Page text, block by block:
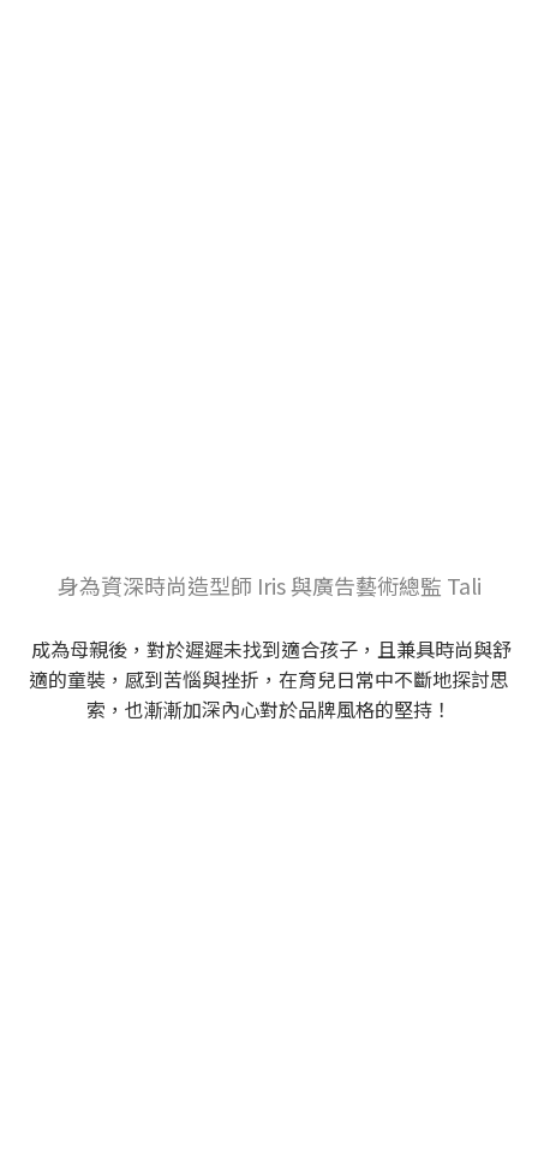
身為資深時尚造型師 Iris 與廣告藝術總監 Tali
成為母親後，對於遲遲未找到適合孩子，且兼具時尚與舒
適的童裝，感到苦惱與挫折，在育兒日常中不斷地探討思
索，也漸漸加深內心對於品牌風格的堅持！